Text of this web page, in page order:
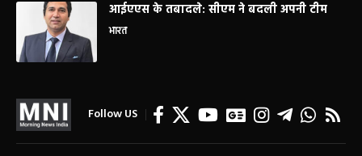
आईएएस के तबादले: सीएम ने बदली अपनी टीम
भारत
Follow US